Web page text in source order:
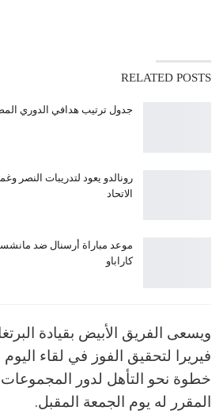
RELATED POSTS
جدول ترتيب هدافي الدوري
رونالدو يعود لتدريبات النصر
الاتحاد
موعد مباراة أرسنال ضد
كاراباو
ويسعى الفريق الأبيض بقيادة
فيريرا لتحقيق الفوز في لقاء
خطوة نحو التأهل لدور
المقرر له يوم الجمعة المقبل.